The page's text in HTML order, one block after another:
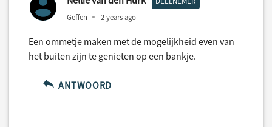
Geffen 2 years ago
Een ommetje maken met de mogelijkheid even van
het buiten zijn te genieten op een bankje.
ANTWOORD